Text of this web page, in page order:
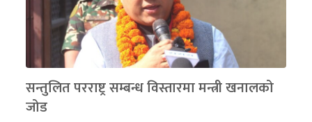
सन्तुलित परराष्ट्र सम्बन्ध विस्तारमा मन्त्री खनालको
जोड